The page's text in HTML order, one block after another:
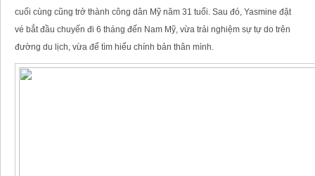
cuối cùng cũng trở thành công dân Mỹ năm 31 tuổi. Sau đó, Yasmine đặt
vé bắt đầu chuyến đi 6 tháng đến Nam Mỹ, vừa trải nghiệm sự tự do trên
đường du lịch, vừa để tìm hiểu chính bản thân mình.